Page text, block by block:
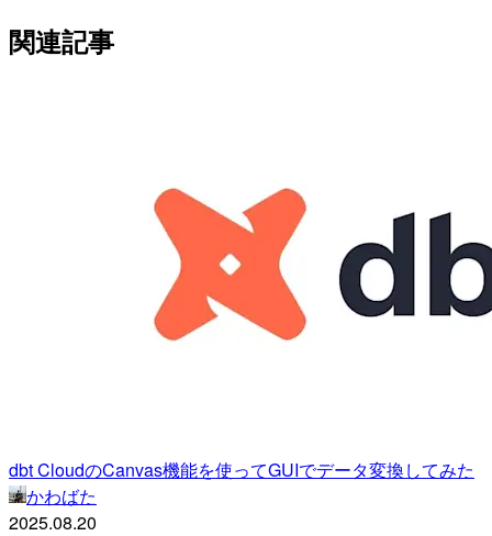
関連記事
dbt CloudのCanvas機能を使ってGUIでデータ変換してみた
かわばた
2025.08.20